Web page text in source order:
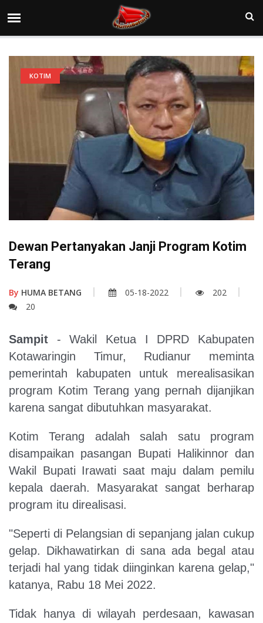
KOTIM
Dewan Pertanyakan Janji Program Kotim
Terang
By HUMA BETANG 05-18-2022
202
20
Sampit - Wakil Ketua I DPRD Kabupaten
Kotawaringin Timur, Rudianur meminta
pemerintah kabupaten untuk merealisasikan
program Kotim Terang yang pernah dijanjikan
karena sangat dibutuhkan masyarakat.
Kotim Terang adalah salah satu program
disampaikan pasangan Bupati Halikinnor dan
Wakil Bupati Irawati saat maju dalam pemilu
kepala daerah. Masyarakat sangat berharap
program itu direalisasi.
"Seperti di Pelangsian di sepanjang jalan cukup
gelap. Dikhawatirkan di sana ada begal atau
terjadi hal yang tidak diinginkan karena gelap,"
katanya, Rabu 18 Mei 2022.
Tidak hanya di wilayah perdesaan, kawasan